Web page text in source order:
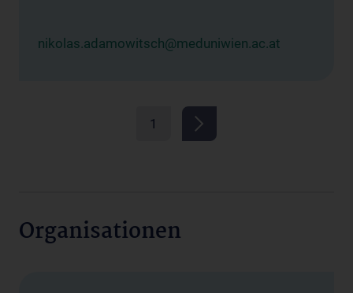
nikolas.adamowitsch@meduniwien.ac.at
1
Organisationen